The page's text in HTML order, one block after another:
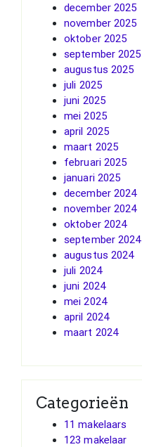
december 2025
november 2025
oktober 2025
september 2025
augustus 2025
juli 2025
juni 2025
mei 2025
april 2025
maart 2025
februari 2025
januari 2025
december 2024
november 2024
oktober 2024
september 2024
augustus 2024
juli 2024
juni 2024
mei 2024
april 2024
maart 2024
Categorieën
11 makelaars
123 makelaar